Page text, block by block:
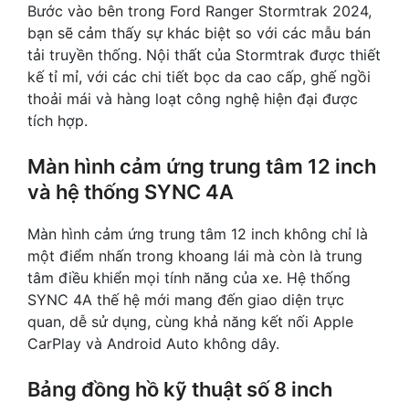
Bước vào bên trong Ford Ranger Stormtrak 2024,
bạn sẽ cảm thấy sự khác biệt so với các mẫu bán
tải truyền thống. Nội thất của Stormtrak được thiết
kế tỉ mỉ, với các chi tiết bọc da cao cấp, ghế ngồi
thoải mái và hàng loạt công nghệ hiện đại được
tích hợp.
Màn hình cảm ứng trung tâm 12 inch
và hệ thống SYNC 4A
Màn hình cảm ứng trung tâm 12 inch không chỉ là
một điểm nhấn trong khoang lái mà còn là trung
tâm điều khiển mọi tính năng của xe. Hệ thống
SYNC 4A thế hệ mới mang đến giao diện trực
quan, dễ sử dụng, cùng khả năng kết nối Apple
CarPlay và Android Auto không dây.
Bảng đồng hồ kỹ thuật số 8 inch